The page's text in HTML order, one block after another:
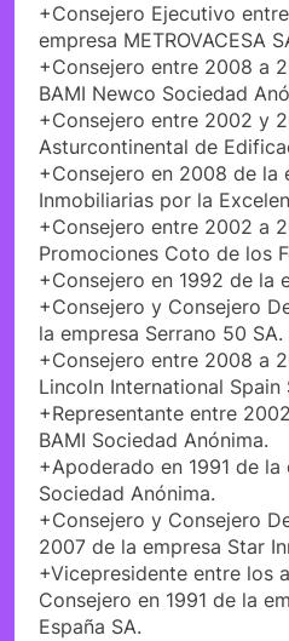
+Consejero Ejecutivo
empresa METROVACESA
+Consejero entre 2008 a
BAMI Newco Sociedad
+Consejero entre 2002 y
Asturcontinental de
+Consejero en 2008 de la
Inmobiliarias por la
+Consejero entre 2002 a
Promociones Coto de los
+Consejero en 1992 de la
+Consejero y Consejero
la empresa Serrano 50 SA.
+Consejero entre 2008 a
Lincoln International Spain
+Representante entre
BAMI Sociedad Anónima.
+Apoderado en 1991 de la
Sociedad Anónima.
+Consejero y Consejero
2007 de la empresa Star
+Vicepresidente entre los
Consejero en 1991 de la
España SA.